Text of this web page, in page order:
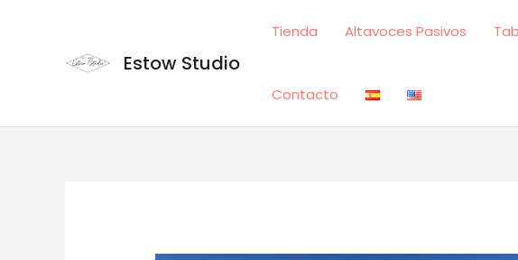
contenido
Estow Studio
Tienda Altavoces Pasivos
Contacto